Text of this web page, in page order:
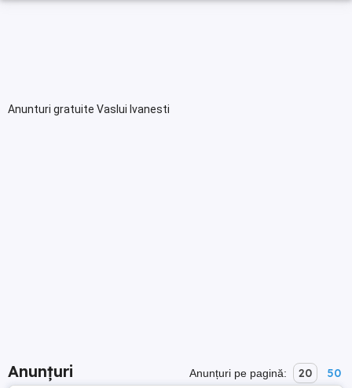
Anunturi gratuite Vaslui Ivanesti
Anunțuri Anunțuri pe pagină: 20 50